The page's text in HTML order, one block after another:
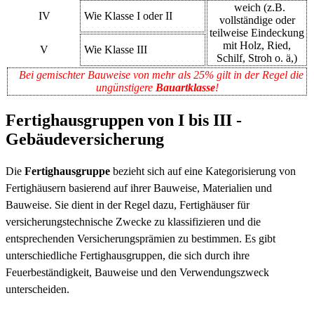
IV Wie Klasse I oder II
weich (z.B.
vollständige oder
teilweise Eindeckung
mit Holz, Ried,
Schilf, Stroh o. ä,)
V Wie Klasse III
Bei gemischter Bauweise von mehr als 25% gilt in der Regel die
ungünstigere Bauartklasse!
Fertighausgruppen von I bis III -
Gebäudeversicherung
Die Fertighausgruppe bezieht sich auf eine Kategorisierung von
Fertighäusern basierend auf ihrer Bauweise, Materialien und
Bauweise. Sie dient in der Regel dazu, Fertighäuser für
versicherungstechnische Zwecke zu klassifizieren und die
entsprechenden Versicherungsprämien zu bestimmen. Es gibt
unterschiedliche Fertighausgruppen, die sich durch ihre
Feuerbeständigkeit, Bauweise und den Verwendungszweck
unterscheiden.